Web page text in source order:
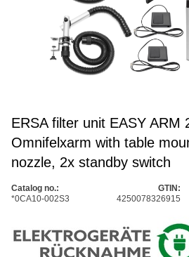
ERSA filter unit EASY ARM
Omnifelxarm with table
nozzle, 2x standby switch
Catalog no.:
*0CA10-002S3
GTIN:
4250078326915